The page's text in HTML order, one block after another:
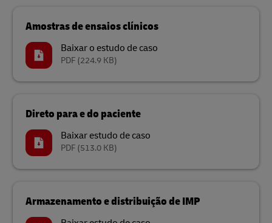
Amostras de ensaios clínicos
Baixar o estudo de caso
PDF (224.9 KB)
Direto para e do paciente
Baixar estudo de caso
PDF (513.0 KB)
Armazenamento e distribuição de IMP